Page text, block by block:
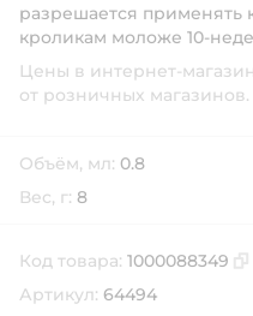
разрешается применять
кроликам моложе 10-
Цены в интернет-
от розничных магазинов.
Объём, мл: 0.8
Вес, г: 8
Код товара: 1000088349
Артикул: 64494